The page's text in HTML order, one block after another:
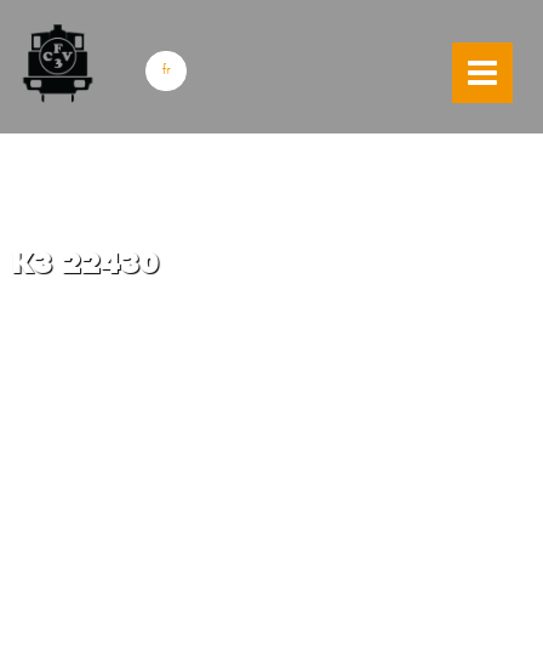
skip to content
fr
K3 22430